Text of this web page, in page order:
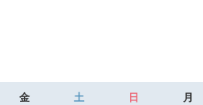
金 土 日 月